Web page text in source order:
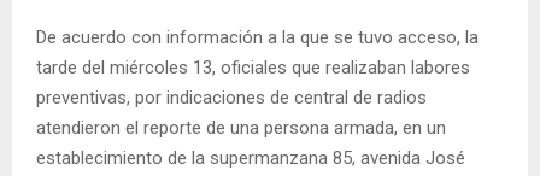
De acuerdo con información a la que se tuvo acceso, la
tarde del miércoles 13, oficiales que realizaban labores
preventivas, por indicaciones de central de radios
atendieron el reporte de una persona armada, en un
establecimiento de la supermanzana 85, avenida José